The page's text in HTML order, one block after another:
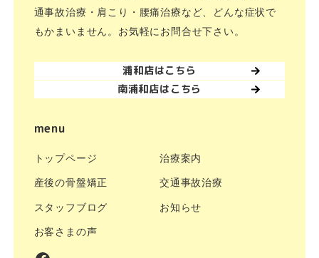
通事故治療・肩こり・腰痛治療など、どんな症状で
もかまいません。お気軽にお問合せ下さい。
浦和店はこちら
南浦和店はこちら
menu
トップページ
産後の骨盤矯正
スタッフブログ
お客さまの声
治療案内
交通事故治療
お知らせ